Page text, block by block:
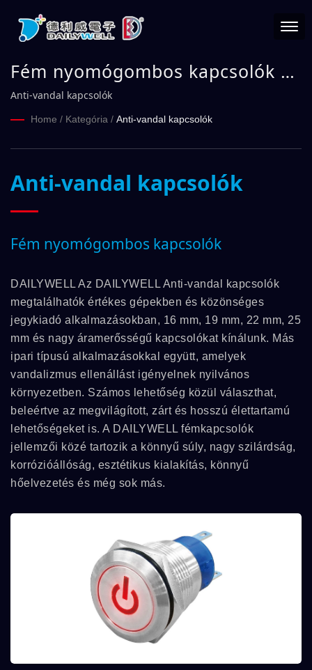
Fém nyomógombos kapcsolók |
DAILYWELL
Anti-vandal kapcsolók
Home / Kategória / Anti-vandal kapcsolók
Anti-vandal kapcsolók
Fém nyomógombos kapcsolók
DAILYWELL Az DAILYWELL Anti-vandal kapcsolók
megtalálhatók értékes gépekben és közönséges
jegykiadó alkalmazásokban, 16 mm, 19 mm, 22 mm, 25
mm és nagy áramerősségű kapcsolókat kínálunk. Más
ipari típusú alkalmazásokkal együtt, amelyek
vandalizmus ellenállást igényelnek nyilvános
környezetben. Számos lehetőség közül választhat,
beleértve az megvilágított, zárt és hosszú élettartamú
lehetőségeket is. A DAILYWELL fémkapcsolók
jellemzői közé tartozik a könnyű súly, nagy szilárdság,
korrózióállóság, esztétikus kialakítás, könnyű
hőelvezetés és még sok más.